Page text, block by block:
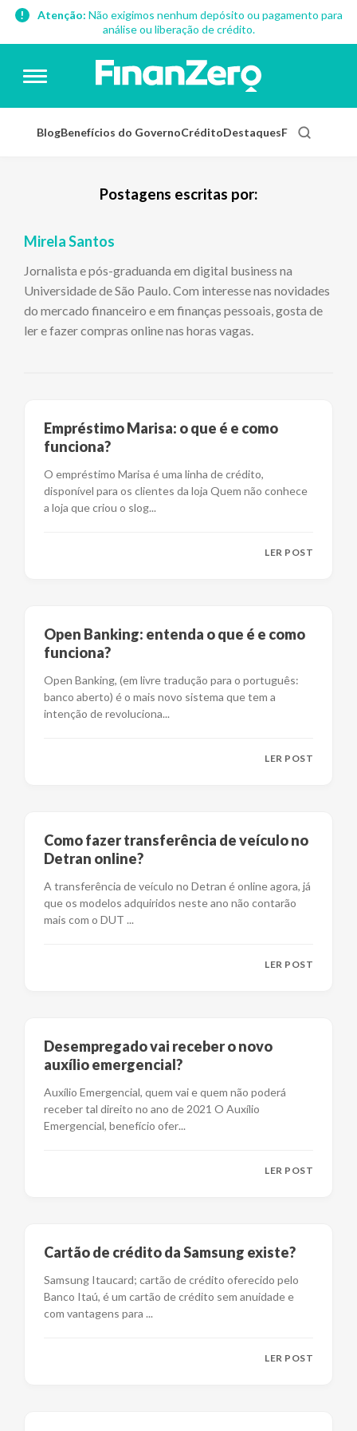
Atenção: Não exigimos nenhum depósito ou pagamento para
análise ou liberação de crédito.
BlogBenefícios do GovernoCréditoDestaquesFinanças
Postagens escritas por:
Mirela Santos
Jornalista e pós-graduanda em digital business na
Universidade de São Paulo. Com interesse nas novidades
do mercado financeiro e em finanças pessoais, gosta de
ler e fazer compras online nas horas vagas.
Empréstimo Marisa: o que é e como
funciona?
O empréstimo Marisa é uma linha de crédito,
disponível para os clientes da loja Quem não conhece
a loja que criou o slog...
LER POST
Open Banking: entenda o que é e como
funciona?
Open Banking, (em livre tradução para o português:
banco aberto) é o mais novo sistema que tem a
intenção de revoluciona...
LER POST
Como fazer transferência de veículo no
Detran online?
A transferência de veículo no Detran é online agora, já
que os modelos adquiridos neste ano não contarão
mais com o DUT ...
LER POST
Desempregado vai receber o novo
auxílio emergencial?
Auxílio Emergencial, quem vai e quem não poderá
receber tal direito no ano de 2021 O Auxílio
Emergencial, benefício ofer...
LER POST
Cartão de crédito da Samsung existe?
Samsung Itaucard; cartão de crédito oferecido pelo
Banco Itaú, é um cartão de crédito sem anuidade e
com vantagens para ...
LER POST